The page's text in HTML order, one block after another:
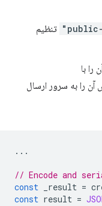
تنظیم
را با
را به سرور ارسال
...
// Encode and
const
_result =
const result =